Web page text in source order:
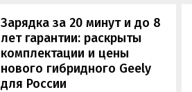
Зарядка за 20 минут и до 8
лет гарантии: раскрыты
комплектации и цены
нового гибридного Geely
для России